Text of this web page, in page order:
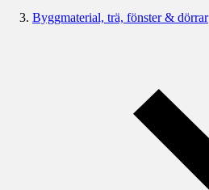
Byggmaterial, trä, fönster & dörrar